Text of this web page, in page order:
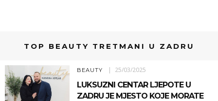
TOP BEAUTY TRETMANI U ZADRU
BEAUTY 25/03/2025
LUKSUZNI CENTAR LJEPOTE U
ZADRU JE MJESTO KOJE MORATE